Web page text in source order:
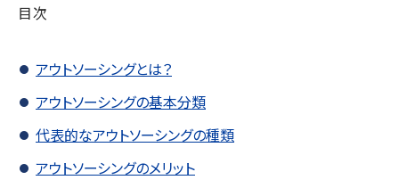
目次
アウトソーシングとは？
アウトソーシングの基本分類
代表的なアウトソーシングの種類
アウトソーシングのメリット